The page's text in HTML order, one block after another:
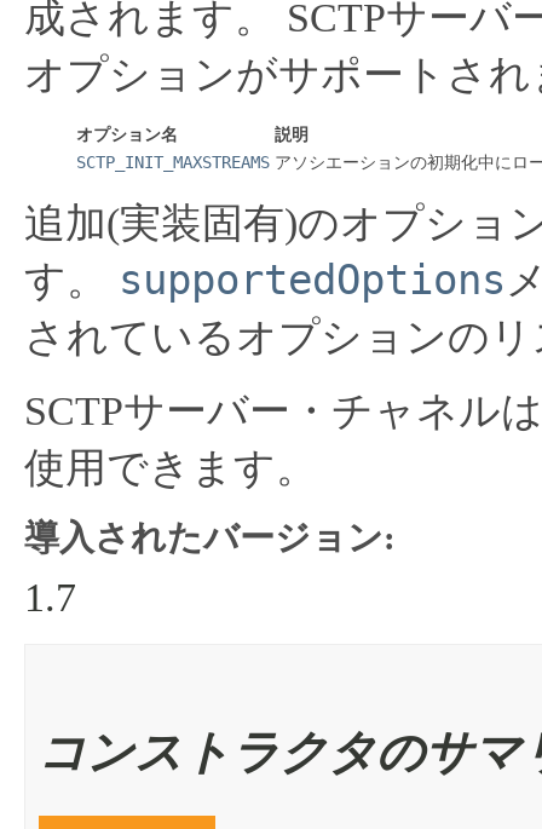
成されます。
SCTPサーバ
オプションがサポートされ
オプション名 説明
SCTP_INIT_MAXSTREAMS アソシエーションの初期化中にロ
追加(実装固有)のオプショ
す。
supportedOptions
されているオプションの
SCTPサーバー・チャネル
使用できます。
導入されたバージョン:
1.7
コンストラクタのサマ